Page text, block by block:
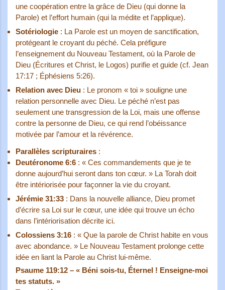
une coopération entre la grâce de Dieu (qui donne la
Parole) et l’effort humain (qui la médite et l’applique).
Sotériologie : La Parole est un moyen de sanctification,
protégeant le croyant du péché. Cela préfigure
l’enseignement du Nouveau Testament, où la Parole de
Dieu (Écritures et Christ, le Logos) purifie et guide (cf. Jean
17:17 ; Éphésiens 5:26).
Relation avec Dieu : Le pronom « toi » souligne une
relation personnelle avec Dieu. Le péché n’est pas
seulement une transgression de la Loi, mais une offense
contre la personne de Dieu, ce qui rend l’obéissance
motivée par l’amour et la révérence.
Parallèles scripturaires :
Deutéronome 6:6 : « Ces commandements que je te
donne aujourd’hui seront dans ton cœur. » La Torah doit
être intériorisée pour façonner la vie du croyant.
Jérémie 31:33 : Dans la nouvelle alliance, Dieu promet
d’écrire sa Loi sur le cœur, une idée qui trouve un écho
dans l’intériorisation décrite ici.
Colossiens 3:16 : « Que la parole de Christ habite en vous
avec abondance. » Le Nouveau Testament prolonge cette
idée en liant la Parole au Christ lui-même.
Psaume 119:12 – « Béni sois-tu, Éternel ! Enseigne-moi
tes statuts. »